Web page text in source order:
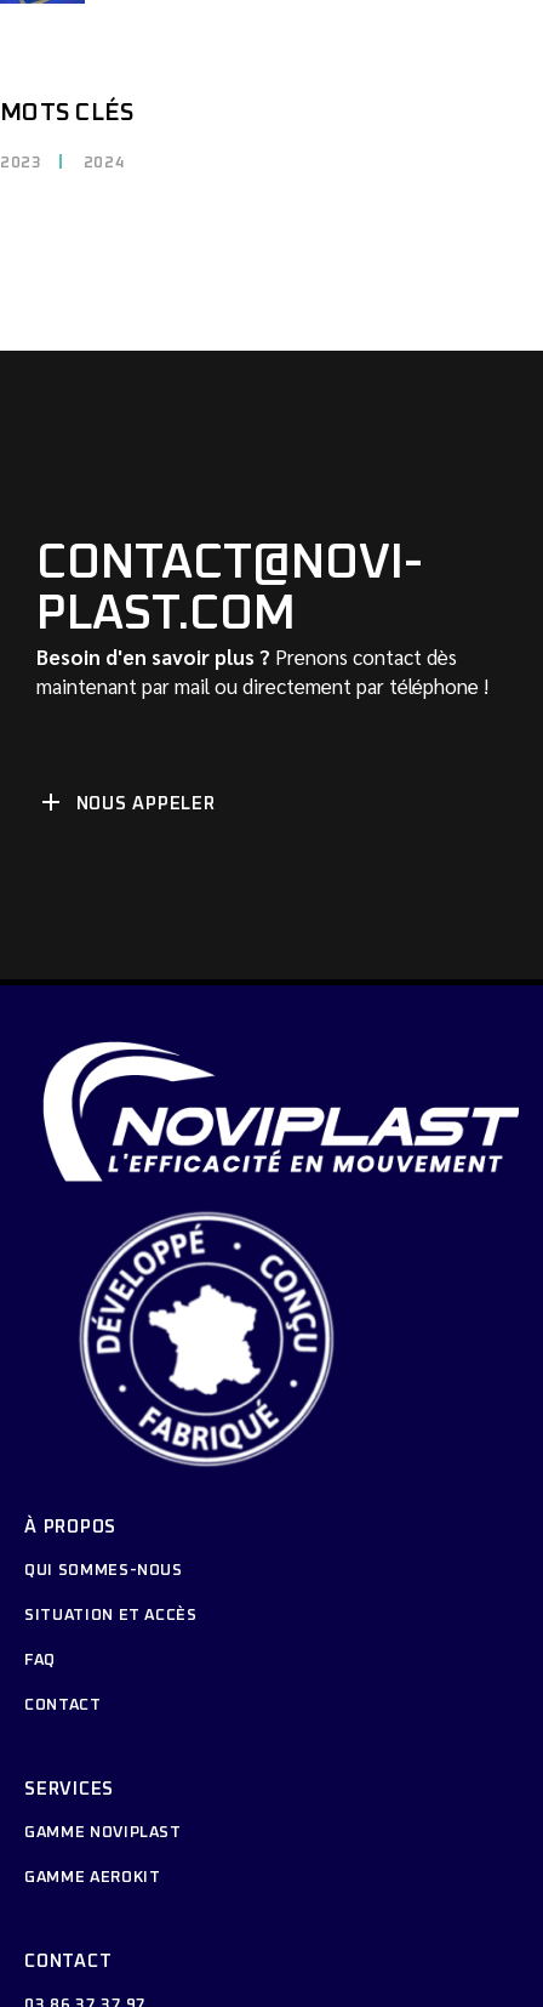
MOTS CLÉS
2023 2024
CONTACT@NOVI-
PLAST.COM
Besoin d'en savoir plus ? Prenons contact dès
maintenant par mail ou directement par téléphone !
NOUS APPELER
À PROPOS
QUI SOMMES-NOUS
SITUATION ET ACCÈS
FAQ
CONTACT
SERVICES
GAMME NOVIPLAST
GAMME AEROKIT
CONTACT